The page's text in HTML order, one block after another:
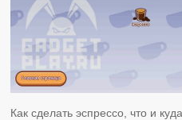
Как сделать эспрессо, что и